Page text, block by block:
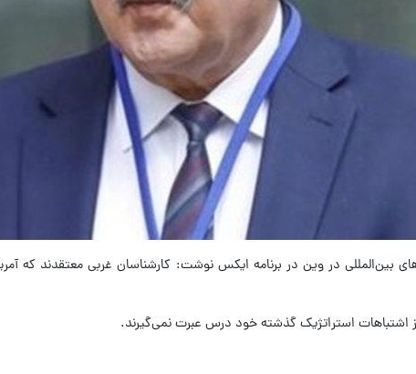
بین‌المللی در وین در برنامه ایکس نوشت: کارشناسان غربی معتقدند که
اشتباهات استراتژیک گذشته خود درس عبرت نمی‌گیرند.